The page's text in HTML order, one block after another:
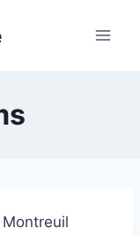
Montreuil